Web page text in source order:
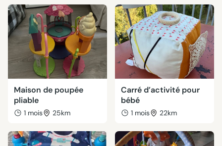
Maison de poupée
pliable
1 mois 25km
Carré d’activité pour
bébé
1 mois 22km